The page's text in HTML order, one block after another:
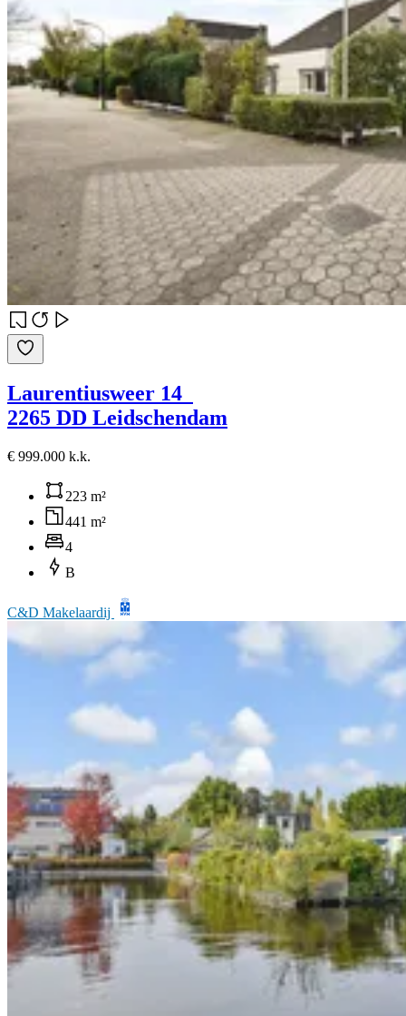
Laurentiusweer 14
2265 DD Leidschendam
€ 999.000 k.k.
223 m²
441 m²
4
B
C&D Makelaardij